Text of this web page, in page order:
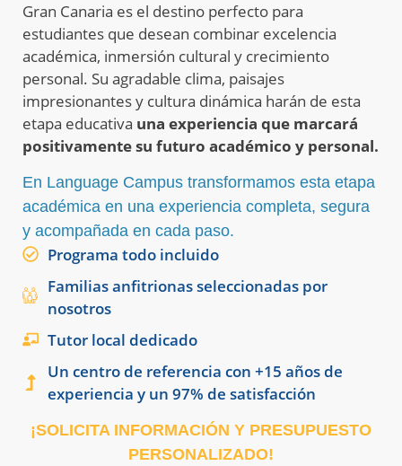
Gran Canaria es el destino perfecto para
estudiantes que desean combinar excelencia
académica, inmersión cultural y crecimiento
personal. Su agradable clima, paisajes
impresionantes y cultura dinámica harán de esta
etapa educativa una experiencia que marcará
positivamente su futuro académico y personal.
En Language Campus transformamos esta etapa
académica en una experiencia completa, segura
y acompañada en cada paso.
Programa todo incluido
Familias anfitrionas seleccionadas por
nosotros
Tutor local dedicado
Un centro de referencia con +15 años de
experiencia y un 97% de satisfacción
¡SOLICITA INFORMACIÓN Y PRESUPUESTO
PERSONALIZADO!